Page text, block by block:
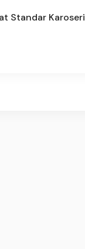
Standar Karoseri